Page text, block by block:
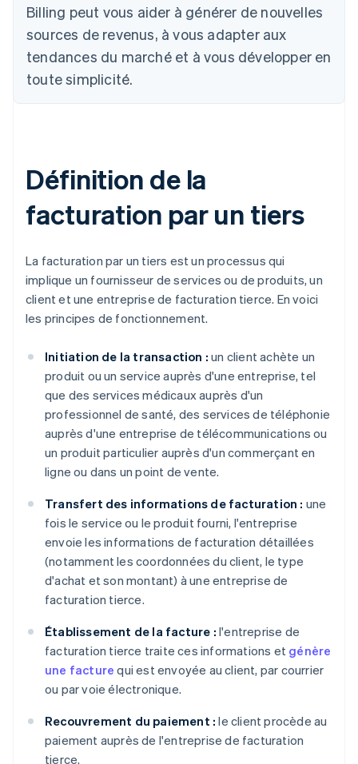
Billing peut vous aider à générer de nouvelles
sources de revenus, à vous adapter aux
tendances du marché et à vous développer en
toute simplicité.
Définition de la
facturation par un tiers
La facturation par un tiers est un processus qui
implique un fournisseur de services ou de produits, un
client et une entreprise de facturation tierce. En voici
les principes de fonctionnement.
Initiation de la transaction : un client achète un
produit ou un service auprès d'une entreprise, tel
que des services médicaux auprès d'un
professionnel de santé, des services de téléphonie
auprès d'une entreprise de télécommunications ou
un produit particulier auprès d'un commerçant en
ligne ou dans un point de vente.
Transfert des informations de facturation : une
fois le service ou le produit fourni, l'entreprise
envoie les informations de facturation détaillées
(notamment les coordonnées du client, le type
d'achat et son montant) à une entreprise de
facturation tierce.
Établissement de la facture : l'entreprise de
facturation tierce traite ces informations et génère
une facture qui est envoyée au client, par courrier
ou par voie électronique.
Recouvrement du paiement : le client procède au
paiement auprès de l'entreprise de facturation
tierce.